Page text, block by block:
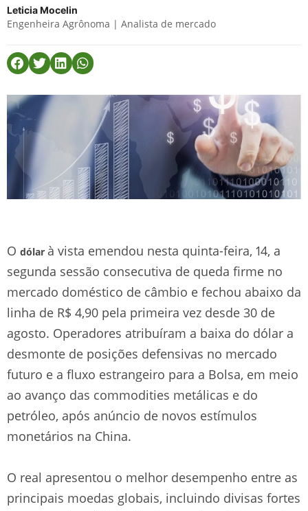
Leticia Mocelin
Engenheira Agrônoma | Analista de mercado
O dólar à vista emendou nesta quinta-feira, 14, a
segunda sessão consecutiva de queda firme no
mercado doméstico de câmbio e fechou abaixo da
linha de R$ 4,90 pela primeira vez desde 30 de
agosto. Operadores atribuíram a baixa do dólar a
desmonte de posições defensivas no mercado
futuro e a fluxo estrangeiro para a Bolsa, em meio
ao avanço das commodities metálicas e do
petróleo, após anúncio de novos estímulos
monetários na China.
O real apresentou o melhor desempenho entre as
principais moedas globais, incluindo divisas fortes